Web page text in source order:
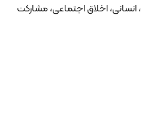
اخلاق اجتماعی، مشارکت